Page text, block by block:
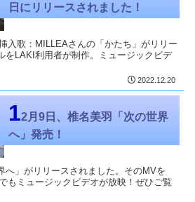
日にリリースされました！
入歌：MILLEAさんの「かたち」がリリー
をLAKI利用者が制作。ミュージックビデ
2022.12.20
12月9日、椎名美羽「次の世界
へ」発売！
へ」がリリースされました。そのMVを
もミュージックビデオが放映！ぜひご覧